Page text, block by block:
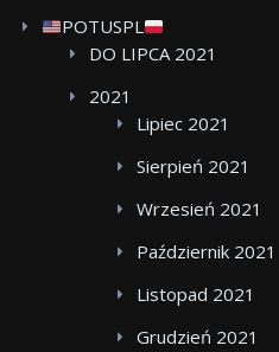
POTUSPL
DO LIPCA 2021
2021
Lipiec 2021
Sierpień 2021
Wrzesień 2021
Październik 2021
Listopad 2021
Grudzień 2021